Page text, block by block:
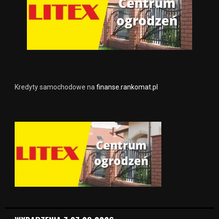
Kredyty samochodowe na finanse.rankomat.pl